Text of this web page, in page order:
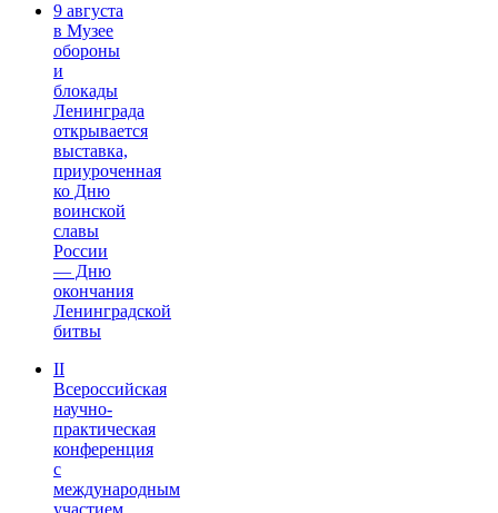
9 августа
в Музее
обороны
и
блокады
Ленинграда
открывается
выставка,
приуроченная
ко Дню
воинской
славы
России
— Дню
окончания
Ленинградской
битвы
II
Всероссийская
научно-
практическая
конференция
с
международным